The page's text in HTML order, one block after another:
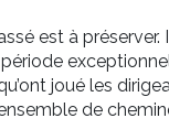
est à
joué les
de